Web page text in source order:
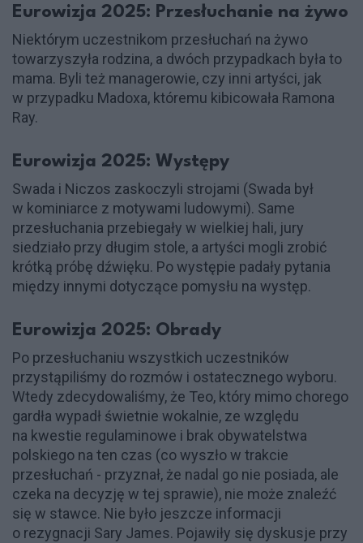
Eurowizja 2025: Przesłuchanie na żywo
Niektórym uczestnikom przesłuchań na żywo
towarzyszyła rodzina, a dwóch przypadkach była to
mama. Byli też managerowie, czy inni artyści, jak
w przypadku Madoxa, któremu kibicowała Ramona
Ray.
Eurowizja 2025: Występy
Swada i Niczos zaskoczyli strojami (Swada był
w kominiarce z motywami ludowymi). Same
przesłuchania przebiegały w wielkiej hali, jury
siedziało przy długim stole, a artyści mogli zrobić
krótką próbę dźwięku. Po występie padały pytania
między innymi dotyczące pomysłu na występ.
Eurowizja 2025: Obrady
Po przesłuchaniu wszystkich uczestników
przystąpiliśmy do rozmów i ostatecznego wyboru.
Wtedy zdecydowaliśmy, że Teo, który mimo chorego
gardła wypadł świetnie wokalnie, ze względu
na kwestie regulaminowe i brak obywatelstwa
polskiego na ten czas (co wyszło w trakcie
przesłuchań - przyznał, że nadal go nie posiada, ale
czeka na decyzję w tej sprawie), nie może znaleźć
się w stawce. Nie było jeszcze informacji
o rezygnacji Sary James. Pojawiły się dyskusje przy